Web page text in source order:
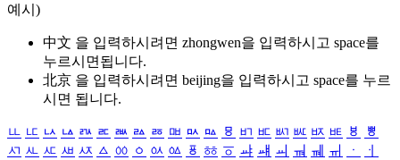
예시)
中文 을 입력하시려면 zhongwen을 입력하시고 space를
누르시면됩니다.
北京 을 입력하시려면 beijing을 입력하시고 space를 누르
시면 됩니다.
ㅥ ㅦ ㅧ ㅨ ㅩ ㅪ ㅫ ㅬ ㅭ ㅮ ㅯ ㅰ ㅱ ㅲ ㅳ ㅴ ㅵ ㅶ ㅷ ㅸ
ㅹ
ㅺ ㅻ ㅼ ㅽ ㅾ ㅿ ㆀ ㆁ ㆂ ㆃ ㆄ ㆅ ㆆ ㆇ ㆈ ㆉ ㆊ ㆋ ㆌ ㆍ
ㆎ